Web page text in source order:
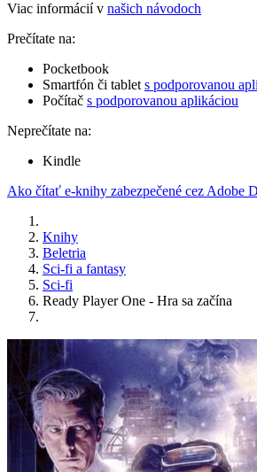
Viac informácií v našich návodoch
Prečítate na:
Pocketbook
Smartfón či tablet s podporovanou
Počítač s podporovanou aplikáciou
Neprečítate na:
Kindle
Ako čítať e-knihy zabezpečené cez Adobe
Knihy
Beletria
Sci-fi a fantasy
Sci-fi
Ready Player One - Hra sa začína